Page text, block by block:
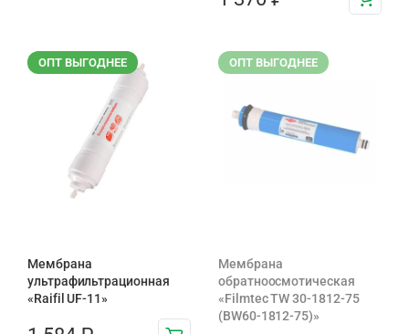
ОПТ ВЫГОДНЕЕ
Мембрана
ультрафильтрационная
«Raifil UF-11»
ОПТ ВЫГОДНЕЕ
Мембрана
обратноосмотическая
«Filmtec TW 30-1812-75
(BW60-1812-75)»